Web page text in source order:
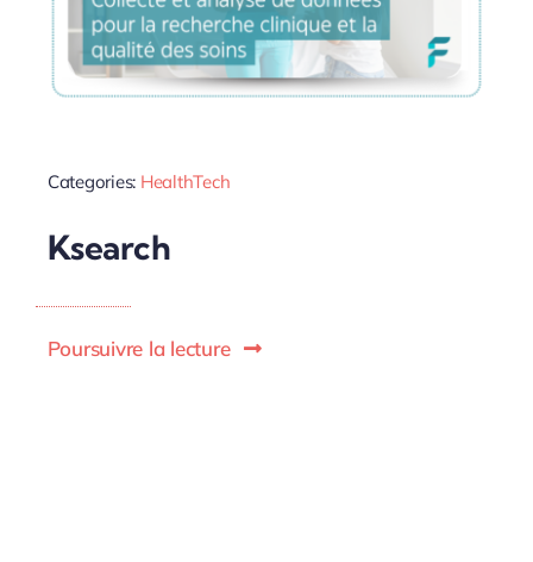
Categories: HealthTech
Ksearch
Poursuivre la lecture